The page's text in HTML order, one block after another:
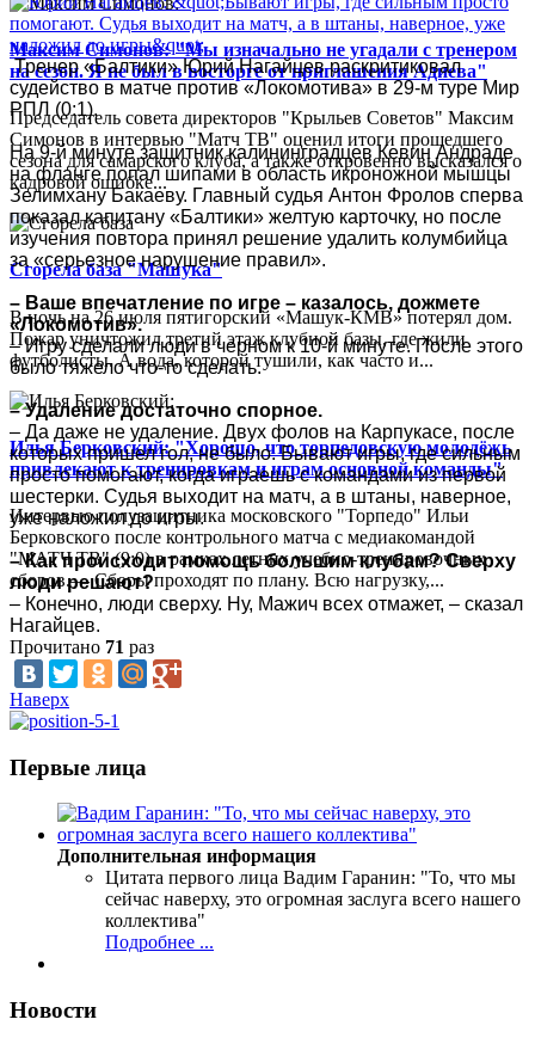
Максим Симонов: "Мы изначально не угадали с тренером
на сезон. Я не был в восторге от приглашения Адиева"
Председатель совета директоров "Крыльев Советов" Максим
Симонов в интервью "Матч ТВ" оценил итоги прошедшего
сезона для самарского клуба, а также откровенно высказался о
кадровой ошибке...
Сгорела база "Машука"
В ночь на 26 июля пятигорский «Машук-КМВ» потерял дом.
Пожар уничтожил третий этаж клубной базы, где жили
футболисты. А вода, которой тушили, как часто и...
Илья Берковский: "Хорошо, что торпедовскую молодёжь
привлекают к тренировкам и играм основной команды"
Интервью полузащитника московского "Торпедо" Ильи
Берковского после контрольного матча с медиакомандой
"МАТЧ ТВ" (9:0) в рамках летних учебно-тренировочных
сборов.— Сборы проходят по плану. Всю нагрузку,...
Тренер «Балтики» Юрий Нагайцев раскритиковал
судейство в матче против «Локомотива» в 29-м туре Мир
РПЛ (0:1).
На 9-й минуте защитник калининградцев Кевин Андраде
на фланге попал шипами в область икроножной мышцы
Зелимхану Бакаеву. Главный судья Антон Фролов сперва
показал капитану «Балтики» желтую карточку, но после
изучения повтора принял решение удалить колумбийца
за «серьезное нарушение правил».
– Ваше впечатление по игре – казалось, дожмете
«Локомотив».
– Игру сделали люди в черном к 10-й минуте. После этого
было тяжело что-то сделать.
– Удаление достаточно спорное.
– Да даже не удаление. Двух фолов на Карпукасе, после
которых пришел гол, не было. Бывают игры, где сильным
просто помогают, когда играешь с командами из первой
шестерки. Судья выходит на матч, а в штаны, наверное,
уже наложил до игры.
– Как происходит помощь большим клубам? Сверху
люди решают?
– Конечно, люди сверху. Ну, Мажич всех отмажет, – сказал
Нагайцев.
Прочитано 71 раз
Наверх
Первые лица
Дополнительная информация
Цитата первого лица Вадим Гаранин: "То, что мы
сейчас наверху, это огромная заслуга всего нашего
коллектива"
Подробнее ...
Новости